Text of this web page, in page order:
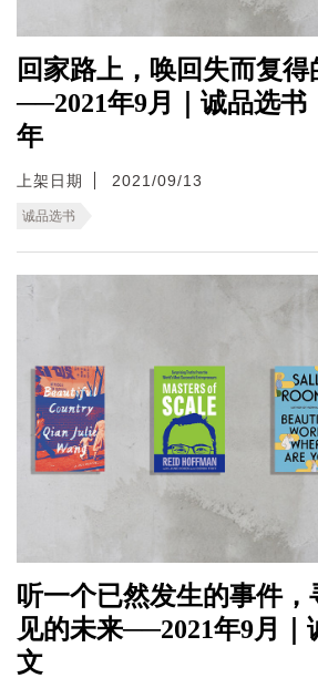
回家路上，唤回失而复得
──2021年9月｜诚品选
年
上架日期 2021/09/13
诚品选书
听一个已然发生的事件
见的未来──2021年9月｜
文